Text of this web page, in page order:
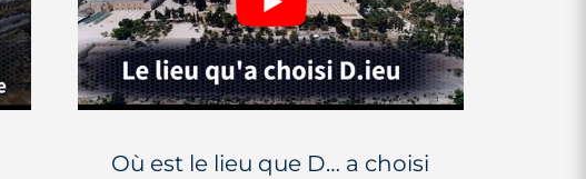
Où est le lieu que D… a choisi